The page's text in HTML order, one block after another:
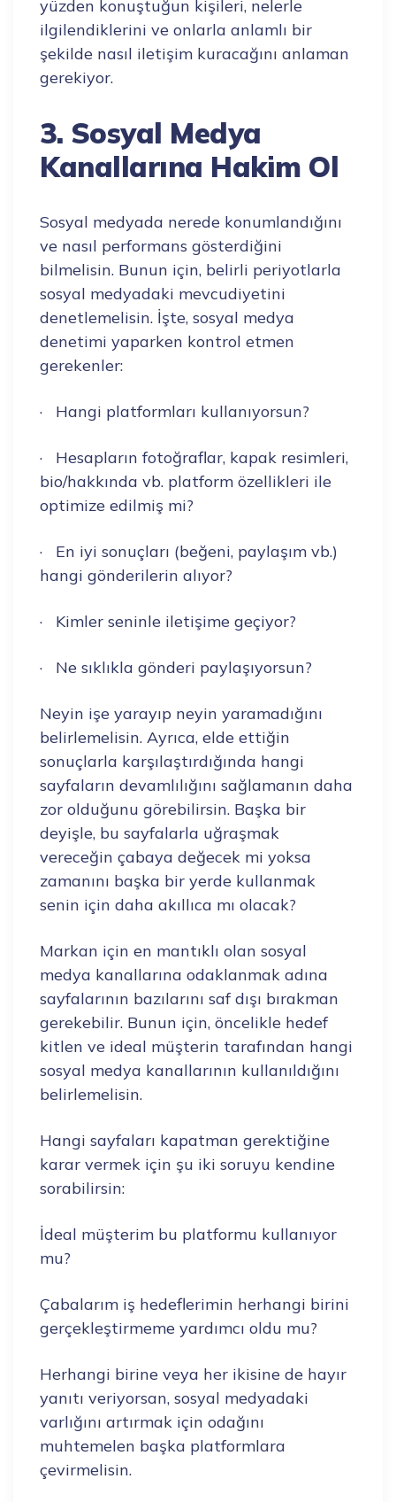
yüzden konuştuğun kişileri, nelerle
ilgilendiklerini ve onlarla anlamlı bir
şekilde nasıl iletişim kuracağını anlaman
gerekiyor.
3. Sosyal Medya
Kanallarına Hakim Ol
Sosyal medyada nerede konumlandığını
ve nasıl performans gösterdiğini
bilmelisin. Bunun için, belirli periyotlarla
sosyal medyadaki mevcudiyetini
denetlemelisin. İşte, sosyal medya
denetimi yaparken kontrol etmen
gerekenler:
· Hangi platformları kullanıyorsun?
· Hesapların fotoğraflar, kapak resimleri,
bio/hakkında vb. platform özellikleri ile
optimize edilmiş mi?
· En iyi sonuçları (beğeni, paylaşım vb.)
hangi gönderilerin alıyor?
· Kimler seninle iletişime geçiyor?
· Ne sıklıkla gönderi paylaşıyorsun?
Neyin işe yarayıp neyin yaramadığını
belirlemelisin. Ayrıca, elde ettiğin
sonuçlarla karşılaştırdığında hangi
sayfaların devamlılığını sağlamanın daha
zor olduğunu görebilirsin. Başka bir
deyişle, bu sayfalarla uğraşmak
vereceğin çabaya değecek mi yoksa
zamanını başka bir yerde kullanmak
senin için daha akıllıca mı olacak?
Markan için en mantıklı olan sosyal
medya kanallarına odaklanmak adına
sayfalarının bazılarını saf dışı bırakman
gerekebilir. Bunun için, öncelikle hedef
kitlen ve ideal müşterin tarafından hangi
sosyal medya kanallarının kullanıldığını
belirlemelisin.
Hangi sayfaları kapatman gerektiğine
karar vermek için şu iki soruyu kendine
sorabilirsin:
İdeal müşterim bu platformu kullanıyor
mu?
Çabalarım iş hedeflerimin herhangi birini
gerçekleştirmeme yardımcı oldu mu?
Herhangi birine veya her ikisine de hayır
yanıtı veriyorsan, sosyal medyadaki
varlığını artırmak için odağını
muhtemelen başka platformlara
çevirmelisin.